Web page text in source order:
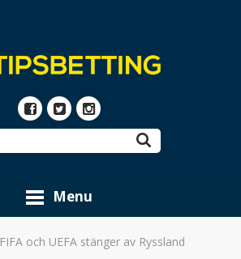
Menu
FIFA och UEFA stänger av Ryssland